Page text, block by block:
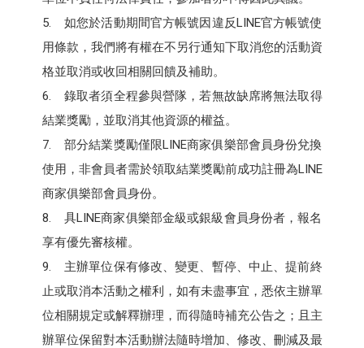
5. 如您於活動期間官方帳號因違反LINE官方帳號使
用條款，我們將有權在不另行通知下取消您的活動資
格並取消或收回相關回饋及補助。
6. 錄取者須全程參與營隊，若無故缺席將無法取得
結業獎勵，並取消其他資源的權益。
7. 部分結業獎勵僅限LINE商家俱樂部會員身份兌換
使用，非會員者需於領取結業獎勵前成功註冊為LINE
商家俱樂部會員身份。
8. 具LINE商家俱樂部金級或銀級會員身份者，報名
享有優先審核權。
9. 主辦單位保有修改、變更、暫停、中止、提前終
止或取消本活動之權利，如有未盡事宜，悉依主辦單
位相關規定或解釋辦理，而得隨時補充公告之；且主
辦單位保留對本活動辦法隨時增加、修改、刪減及最